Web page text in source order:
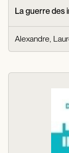
La guerre des
Alexandre,